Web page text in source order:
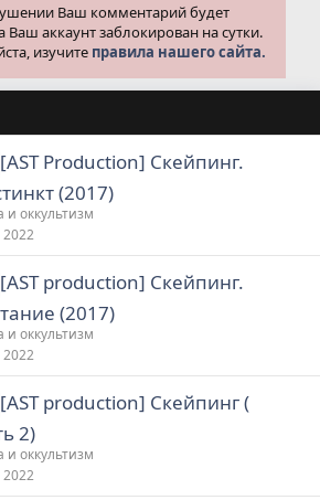
Ваш комментарий будет
Ваш аккаунт заблокирован на сутки.
изучите правила нашего сайта.
[AST Production] Скейпинг.
(2017)
и оккультизм
[AST production] Скейпинг.
(2017)
и оккультизм
[AST production] Скейпинг (
2)
и оккультизм